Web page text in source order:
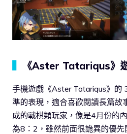
《Aster Tatariqus》
手機遊戲《Aster Tatariqus》的
準的表現，適合喜歡閱讀長篇故
成的戰棋類玩家，像是4月份的
為8：2，雖然前面很詭異的優